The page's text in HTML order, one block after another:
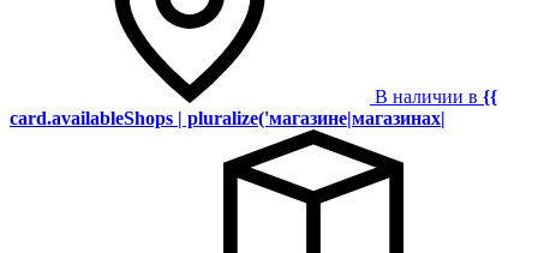
В наличии в {{
card.availableShops | pluralize('магазине|магазинах|